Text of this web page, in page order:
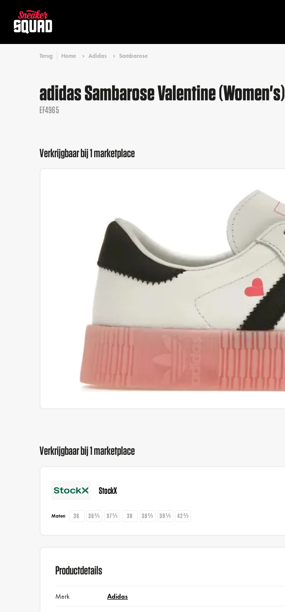
Terug Home Adidas Sambarose
adidas Sambarose Valentine (Women's)
EF4965
Verkrijgbaar bij 1 marketplace
Verkrijgbaar bij 1 marketplace
StockX
Maten 36 36⅔ 37⅓ 38 38⅔ 39⅓ 42⅔
Productdetails
Merk Adidas